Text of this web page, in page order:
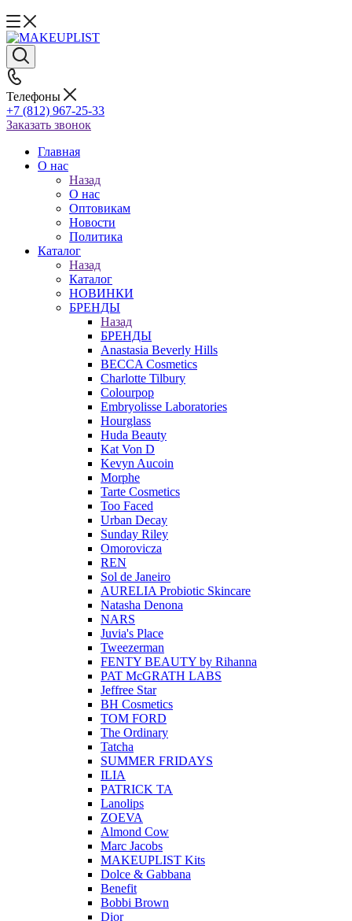
Телефоны
+7 (812) 967-25-33
Заказать звонок
Главная
О нас
Назад
О нас
Оптовикам
Новости
Политика
Каталог
Назад
Каталог
НОВИНКИ
БРЕНДЫ
Назад
БРЕНДЫ
Anastasia Beverly Hills
BECCA Cosmetics
Charlotte Tilbury
Colourpop
Embryolisse Laboratories
Hourglass
Huda Beauty
Kat Von D
Kevyn Aucoin
Morphe
Tarte Cosmetics
Too Faced
Urban Decay
Sunday Riley
Omorovicza
REN
Sol de Janeiro
AURELIA Probiotic Skincare
Natasha Denona
NARS
Juvia's Place
Tweezerman
FENTY BEAUTY by Rihanna
PAT McGRATH LABS
Jeffree Star
BH Cosmetics
TOM FORD
The Ordinary
Tatcha
SUMMER FRIDAYS
ILIA
PATRICK TA
Lanolips
ZOEVA
Almond Cow
Marc Jacobs
MAKEUPLIST Kits
Dolce & Gabbana
Benefit
Bobbi Brown
Dior